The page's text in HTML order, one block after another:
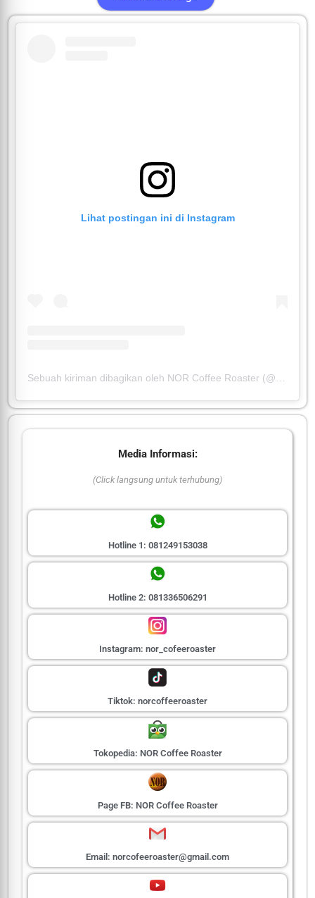
Lihat postingan ini di Instagram
Media Informasi:
(Click langsung untuk terhubung)
Hotline 1: 081249153038
Hotline 2: 081336506291
Instagram: nor_cofeeroaster
Tiktok: norcoffeeroaster
Tokopedia: NOR Coffee Roaster
Page FB: NOR Coffee Roaster
Email: norcofeeroaster@gmail.com